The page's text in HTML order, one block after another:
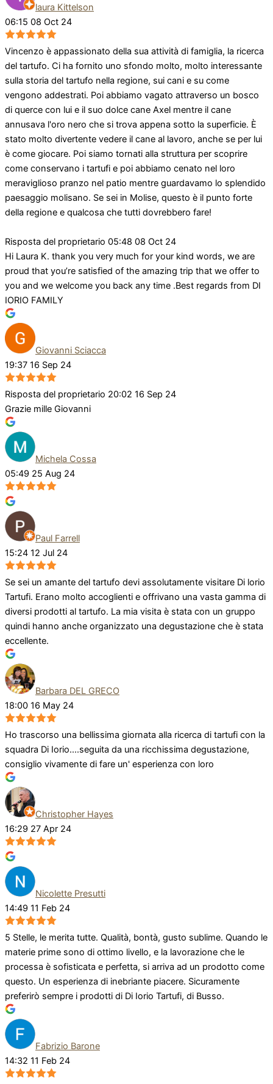
laura Kittelson
06:15 08 Oct 24
Vincenzo è appassionato della sua attività di famiglia, la ricerca
del tartufo. Ci ha fornito uno sfondo molto, molto interessante
sulla storia del tartufo nella regione, sui cani e su come
vengono addestrati. Poi abbiamo vagato attraverso un bosco
di querce con lui e il suo dolce cane Axel mentre il cane
annusava l'oro nero che si trova appena sotto la superficie. È
stato molto divertente vedere il cane al lavoro, anche se per lui
è come giocare. Poi siamo tornati alla struttura per scoprire
come conservano i tartufi e poi abbiamo cenato nel loro
meraviglioso pranzo nel patio mentre guardavamo lo splendido
paesaggio molisano. Se sei in Molise, questo è il punto forte
della regione e qualcosa che tutti dovrebbero fare!
Risposta del proprietario 05:48 08 Oct 24
Hi Laura K. thank you very much for your kind words, we are
proud that you’re satisfied of the amazing trip that we offer to
you and we welcome you back any time .Best regards from DI
IORIO FAMILY
Giovanni Sciacca
19:37 16 Sep 24
Risposta del proprietario 20:02 16 Sep 24
Grazie mille Giovanni
Michela Cossa
05:49 25 Aug 24
Paul Farrell
15:24 12 Jul 24
Se sei un amante del tartufo devi assolutamente visitare Di lorio
Tartufi. Erano molto accoglienti e offrivano una vasta gamma di
diversi prodotti al tartufo. La mia visita è stata con un gruppo
quindi hanno anche organizzato una degustazione che è stata
eccellente.
Barbara DEL GRECO
18:00 16 May 24
Ho trascorso una bellissima giornata alla ricerca di tartufi con la
squadra Di Iorio....seguita da una ricchissima degustazione,
consiglio vivamente di fare un' esperienza con loro
Christopher Hayes
16:29 27 Apr 24
Nicolette Presutti
14:49 11 Feb 24
5 Stelle, le merita tutte. Qualità, bontà, gusto sublime. Quando le
materie prime sono di ottimo livello, e la lavorazione che le
processa è sofisticata e perfetta, si arriva ad un prodotto come
questo. Un esperienza di inebriante piacere. Sicuramente
preferirò sempre i prodotti di Di Iorio Tartufi, di Busso.
Fabrizio Barone
14:32 11 Feb 24